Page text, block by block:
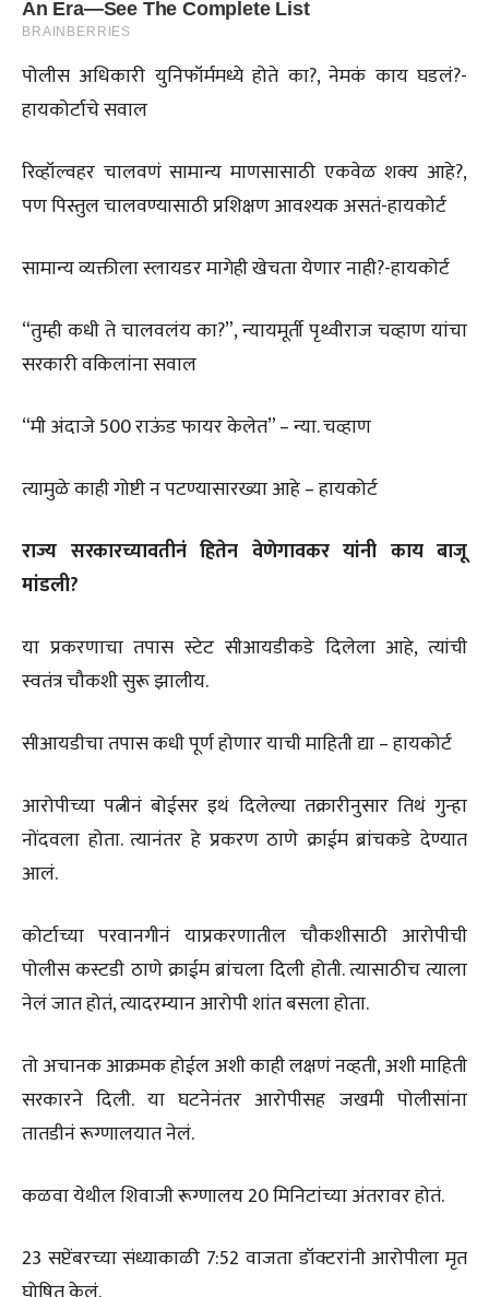
पोलीस अधिकारी युनिफॉर्ममध्ये होते का?, नेमकं काय घडलं?-
हायकोर्टाचे सवाल
रिव्हॉल्वहर चालवणं सामान्य माणसासाठी एकवेळ शक्य आहे?,
पण पिस्तुल चालवण्यासाठी प्रशिक्षण आवश्यक असतं-हायकोर्ट
सामान्य व्यक्तीला स्लायडर मागेही खेचता येणार नाही?-हायकोर्ट
“तुम्ही कधी ते चालवलंय का?”, न्यायमूर्ती पृथ्वीराज चव्हाण यांचा
सरकारी वकिलांना सवाल
“मी अंदाजे 500 राऊंड फायर केलेत” – न्या. चव्हाण
त्यामुळे काही गोष्टी न पटण्यासारख्या आहे – हायकोर्ट
राज्य सरकारच्यावतीनं हितेन वेणेगावकर यांनी काय बाजू
मांडली?
या प्रकरणाचा तपास स्टेट सीआयडीकडे दिलेला आहे, त्यांची
स्वतंत्र चौकशी सुरू झालीय.
सीआयडीचा तपास कधी पूर्ण होणार याची माहिती द्या – हायकोर्ट
आरोपीच्या पत्नीनं बोईसर इथं दिलेल्या तक्रारीनुसार तिथं गुन्हा
नोंदवला होता. त्यानंतर हे प्रकरण ठाणे क्राईम ब्रांचकडे देण्यात
आलं.
कोर्टाच्या परवानगीनं याप्रकरणातील चौकशीसाठी आरोपीची
पोलीस कस्टडी ठाणे क्राईम ब्रांचला दिली होती. त्यासाठीच त्याला
नेलं जात होतं, त्यादरम्यान आरोपी शांत बसला होता.
तो अचानक आक्रमक होईल अशी काही लक्षणं नव्हती, अशी माहिती
सरकारने दिली. या घटनेनंतर आरोपीसह जखमी पोलीसांना
तातडीनं रूग्णालयात नेलं.
कळवा येथील शिवाजी रूग्णालय 20 मिनिटांच्या अंतरावर होतं.
23 सप्टेंबरच्या संध्याकाळी 7:52 वाजता डॉक्टरांनी आरोपीला मृत